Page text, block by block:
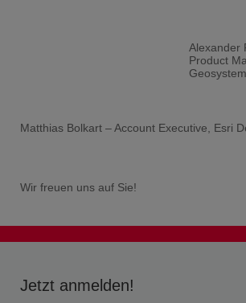
Alexander
Product
Matthias Bolkart – Account Executive, Esri
Wir freuen uns auf Sie!
Jetzt anmelden!